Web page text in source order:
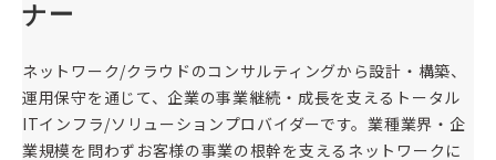
ナー
ネットワーク/クラウドのコンサルティングから設計・構築、
運用保守を通じて、企業の事業継続・成長を支えるトータル
ITインフラ/ソリューションプロバイダーです。業種業界・企
業規模を問わずお客様の事業の根幹を支えるネットワークに